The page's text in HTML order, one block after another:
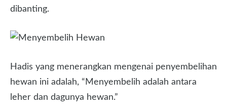
dibanting.
Hadis yang menerangkan mengenai penyembelihan
hewan ini adalah, “Menyembelih adalah antara
leher dan dagunya hewan.”